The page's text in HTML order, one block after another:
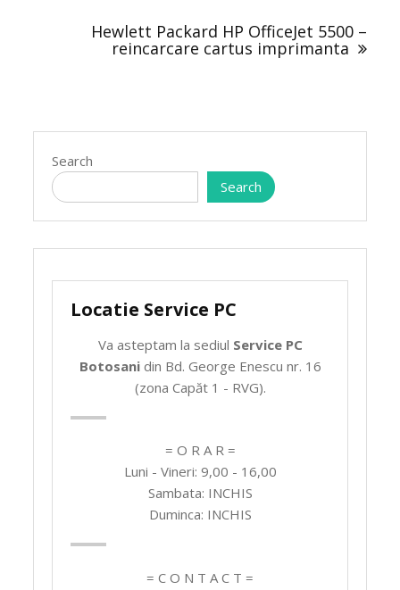
Hewlett Packard HP OfficeJet 5500 –
reincarcare cartus imprimanta
Search
Search
Locatie Service PC
Va asteptam la sediul Service PC
Botosanidin Bd. George Enescu nr. 16
(zona Capăt 1 - RVG).
= O R A R =
Luni - Vineri: 9,00 - 16,00
Sambata: INCHIS
Duminca: INCHIS
= C O N T A C T =